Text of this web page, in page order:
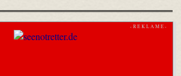
- R E K L A M E -